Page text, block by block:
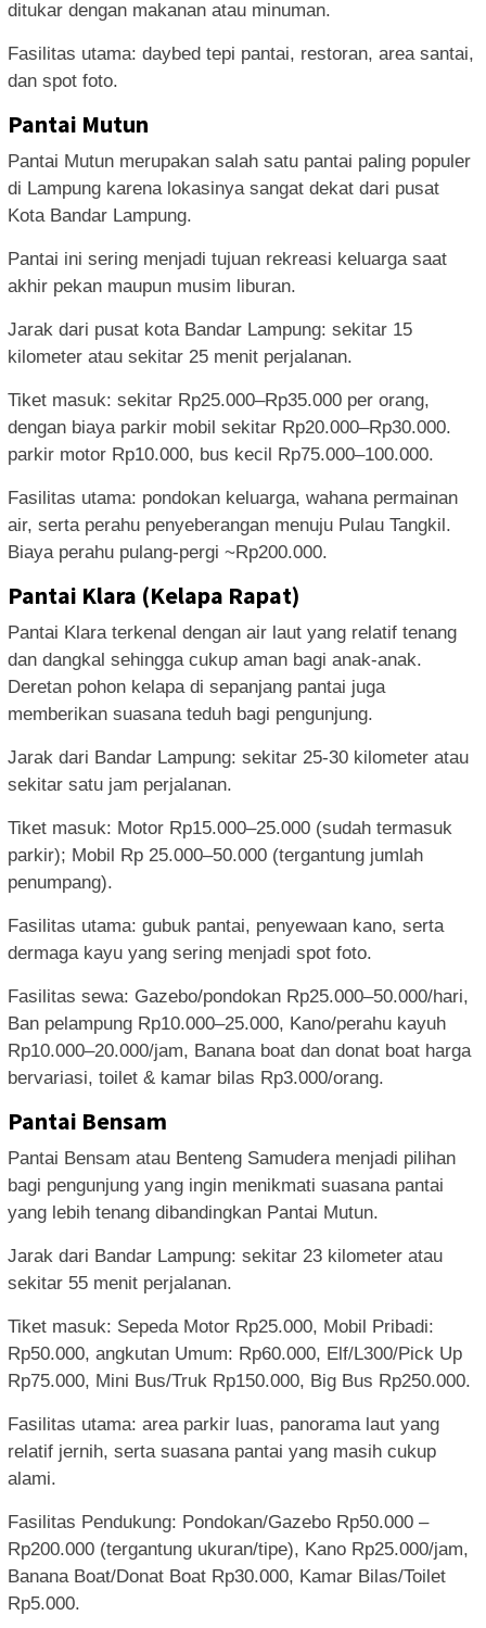
ditukar dengan makanan atau minuman.
Fasilitas utama: daybed tepi pantai, restoran, area santai,
dan spot foto.
Pantai Mutun
Pantai Mutun merupakan salah satu pantai paling populer
di Lampung karena lokasinya sangat dekat dari pusat
Kota Bandar Lampung.
Pantai ini sering menjadi tujuan rekreasi keluarga saat
akhir pekan maupun musim liburan.
Jarak dari pusat kota Bandar Lampung: sekitar 15
kilometer atau sekitar 25 menit perjalanan.
Tiket masuk: sekitar Rp25.000–Rp35.000 per orang,
dengan biaya parkir mobil sekitar Rp20.000–Rp30.000.
parkir motor Rp10.000, bus kecil Rp75.000–100.000.
Fasilitas utama: pondokan keluarga, wahana permainan
air, serta perahu penyeberangan menuju Pulau Tangkil.
Biaya perahu pulang‑pergi ~Rp200.000.
Pantai Klara (Kelapa Rapat)
Pantai Klara terkenal dengan air laut yang relatif tenang
dan dangkal sehingga cukup aman bagi anak-anak.
Deretan pohon kelapa di sepanjang pantai juga
memberikan suasana teduh bagi pengunjung.
Jarak dari Bandar Lampung: sekitar 25-30 kilometer atau
sekitar satu jam perjalanan.
Tiket masuk: Motor Rp15.000–25.000 (sudah termasuk
parkir); Mobil Rp 25.000–50.000 (tergantung jumlah
penumpang).
Fasilitas utama: gubuk pantai, penyewaan kano, serta
dermaga kayu yang sering menjadi spot foto.
Fasilitas sewa: Gazebo/pondokan Rp25.000–50.000/hari,
Ban pelampung Rp10.000–25.000, Kano/perahu kayuh
Rp10.000–20.000/jam, Banana boat dan donat boat harga
bervariasi, toilet & kamar bilas Rp3.000/orang.
Pantai Bensam
Pantai Bensam atau Benteng Samudera menjadi pilihan
bagi pengunjung yang ingin menikmati suasana pantai
yang lebih tenang dibandingkan Pantai Mutun.
Jarak dari Bandar Lampung: sekitar 23 kilometer atau
sekitar 55 menit perjalanan.
Tiket masuk: Sepeda Motor Rp25.000, Mobil Pribadi:
Rp50.000, angkutan Umum: Rp60.000, Elf/L300/Pick Up
Rp75.000, Mini Bus/Truk Rp150.000, Big Bus Rp250.000.
Fasilitas utama: area parkir luas, panorama laut yang
relatif jernih, serta suasana pantai yang masih cukup
alami.
Fasilitas Pendukung: Pondokan/Gazebo Rp50.000 –
Rp200.000 (tergantung ukuran/tipe), Kano Rp25.000/jam,
Banana Boat/Donat Boat Rp30.000, Kamar Bilas/Toilet
Rp5.000.